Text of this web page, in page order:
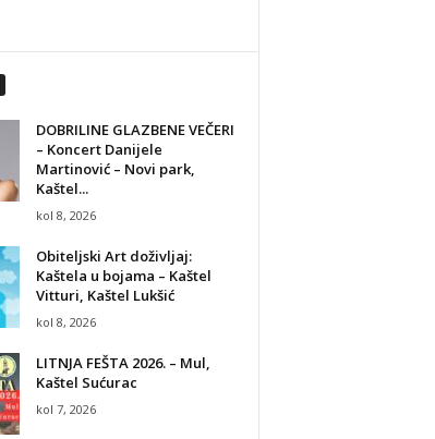
DOBRILINE GLAZBENE VEČERI
– Koncert Danijele
Martinović – Novi park,
Kaštel...
kol 8, 2026
Obiteljski Art doživljaj:
Kaštela u bojama – Kaštel
Vitturi, Kaštel Lukšić
kol 8, 2026
LITNJA FEŠTA 2026. – Mul,
Kaštel Sućurac
kol 7, 2026